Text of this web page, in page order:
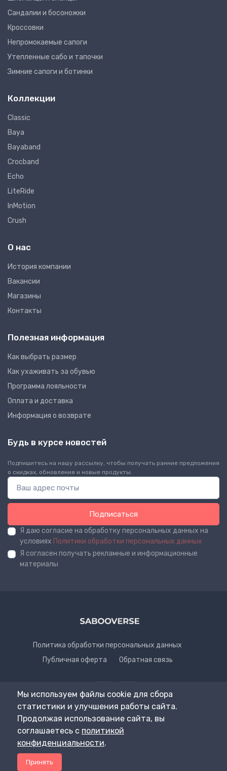
Сандалии и босоножки
Кроссовки
Непромокаемые сапоги
Утепленные сабо и тапочки
Зимние сапоги и ботинки
Коллекции
Classic
Baya
Bayaband
Crocband
Echo
LiteRide
InMotion
Crush
О нас
Иcтория компании
Вакансии
Магазины
Контакты
Полезная информация
Как выбрать размер
Как ухаживать за обувью
Программа лояльности
Оплата и доставка
Информация о возврате
Будь в курсе новостей
Подпишитесь на нашу рассылку, чтобы получать ранние предложения
о скидках, обновления и новые продукты.
Подписаться
Я даю согласие на обработку персональных данных на
условиях Политики обработки персональных данных
Я согласен получать рекламные и информационные
материалы
Политика обработки персональных данных
Публичная оферта
Обратная связь
© All rights reserved. SABOOVERSE
Мы используем файлы cookie для сбора
статистики и улучшения работы сайта.
Продолжая использование сайта, вы
соглашаетесь с политикой
конфиденциальности.
Принять